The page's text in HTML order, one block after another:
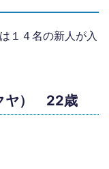
１４名の新人が入
ヤ） 22歳